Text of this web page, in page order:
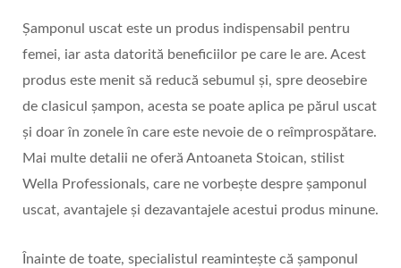
Șamponul uscat este un produs indispensabil pentru
femei, iar asta datorită beneficiilor pe care le are. Acest
produs este menit să reducă sebumul și, spre deosebire
de clasicul șampon, acesta se poate aplica pe părul uscat
și doar în zonele în care este nevoie de o reîmprospătare.
Mai multe detalii ne oferă Antoaneta Stoican, stilist
Wella Professionals, care ne vorbește despre șamponul
uscat, avantajele și dezavantajele acestui produs minune.
Înainte de toate, specialistul reamintește că șamponul